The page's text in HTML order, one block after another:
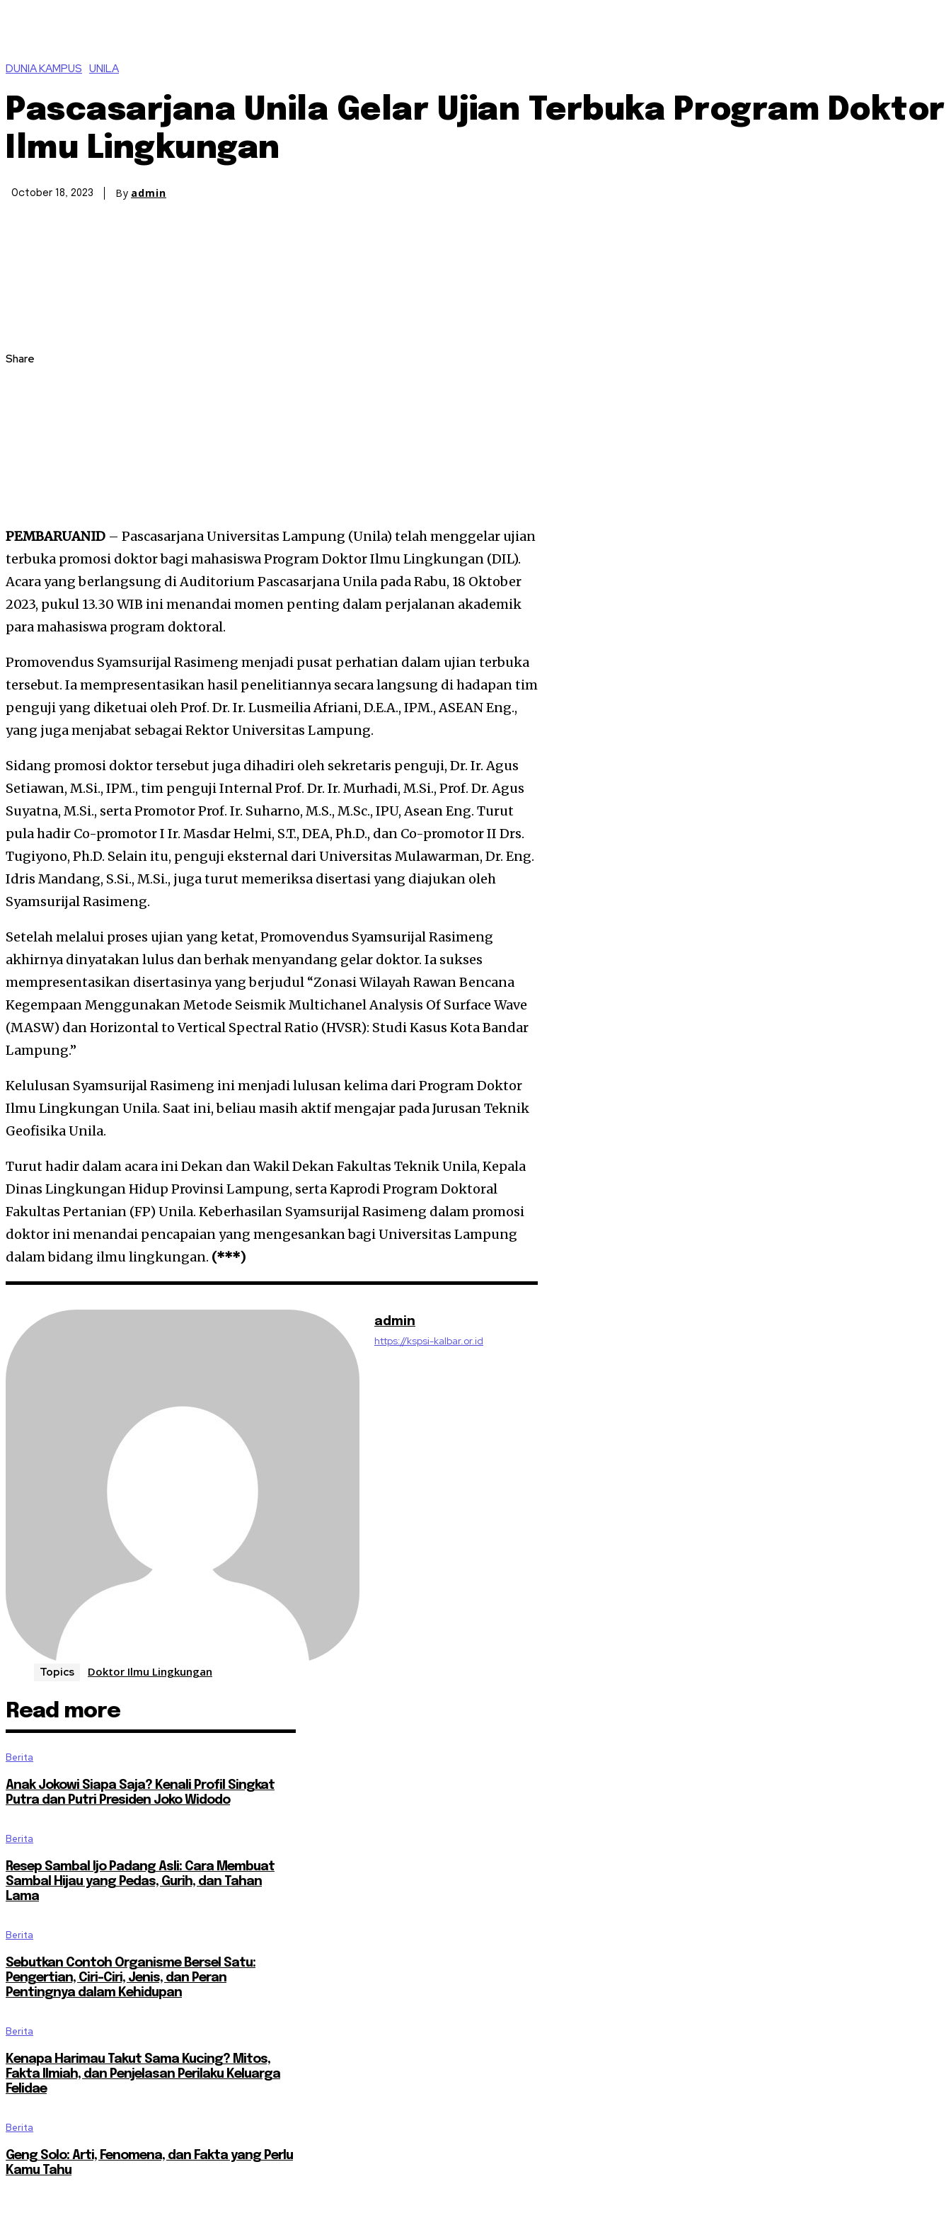
DUNIA KAMPUS UNILA
Pascasarjana Unila Gelar Ujian Terbuka Program Doktor
Ilmu Lingkungan
October 18, 2023 By admin
Share
PEMBARUANID – Pascasarjana Universitas Lampung (Unila) telah menggelar ujian
terbuka promosi doktor bagi mahasiswa Program Doktor Ilmu Lingkungan (DIL).
Acara yang berlangsung di Auditorium Pascasarjana Unila pada Rabu, 18 Oktober
2023, pukul 13.30 WIB ini menandai momen penting dalam perjalanan akademik
para mahasiswa program doktoral.
Promovendus Syamsurijal Rasimeng menjadi pusat perhatian dalam ujian terbuka
tersebut. Ia mempresentasikan hasil penelitiannya secara langsung di hadapan tim
penguji yang diketuai oleh Prof. Dr. Ir. Lusmeilia Afriani, D.E.A., IPM., ASEAN Eng.,
yang juga menjabat sebagai Rektor Universitas Lampung.
Sidang promosi doktor tersebut juga dihadiri oleh sekretaris penguji, Dr. Ir. Agus
Setiawan, M.Si., IPM., tim penguji Internal Prof. Dr. Ir. Murhadi, M.Si., Prof. Dr. Agus
Suyatna, M.Si., serta Promotor Prof. Ir. Suharno, M.S., M.Sc., IPU, Asean Eng. Turut
pula hadir Co-promotor I Ir. Masdar Helmi, S.T., DEA, Ph.D., dan Co-promotor II Drs.
Tugiyono, Ph.D. Selain itu, penguji eksternal dari Universitas Mulawarman, Dr. Eng.
Idris Mandang, S.Si., M.Si., juga turut memeriksa disertasi yang diajukan oleh
Syamsurijal Rasimeng.
Setelah melalui proses ujian yang ketat, Promovendus Syamsurijal Rasimeng
akhirnya dinyatakan lulus dan berhak menyandang gelar doktor. Ia sukses
mempresentasikan disertasinya yang berjudul “Zonasi Wilayah Rawan Bencana
Kegempaan Menggunakan Metode Seismik Multichanel Analysis Of Surface Wave
(MASW) dan Horizontal to Vertical Spectral Ratio (HVSR): Studi Kasus Kota Bandar
Lampung.”
Kelulusan Syamsurijal Rasimeng ini menjadi lulusan kelima dari Program Doktor
Ilmu Lingkungan Unila. Saat ini, beliau masih aktif mengajar pada Jurusan Teknik
Geofisika Unila.
Turut hadir dalam acara ini Dekan dan Wakil Dekan Fakultas Teknik Unila, Kepala
Dinas Lingkungan Hidup Provinsi Lampung, serta Kaprodi Program Doktoral
Fakultas Pertanian (FP) Unila. Keberhasilan Syamsurijal Rasimeng dalam promosi
doktor ini menandai pencapaian yang mengesankan bagi Universitas Lampung
dalam bidang ilmu lingkungan. (***)
admin
https://kspsi-kalbar.or.id
Topics Doktor Ilmu Lingkungan
Read more
Berita
Anak Jokowi Siapa Saja? Kenali Profil Singkat
Putra dan Putri Presiden Joko Widodo
Berita
Resep Sambal Ijo Padang Asli: Cara Membuat
Sambal Hijau yang Pedas, Gurih, dan Tahan
Lama
Berita
Sebutkan Contoh Organisme Bersel Satu:
Pengertian, Ciri-Ciri, Jenis, dan Peran
Pentingnya dalam Kehidupan
Berita
Kenapa Harimau Takut Sama Kucing? Mitos,
Fakta Ilmiah, dan Penjelasan Perilaku Keluarga
Felidae
Berita
Geng Solo: Arti, Fenomena, dan Fakta yang Perlu
Kamu Tahu